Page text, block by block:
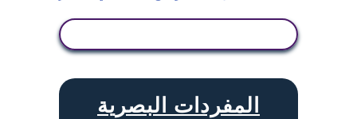
المفردات البصرية